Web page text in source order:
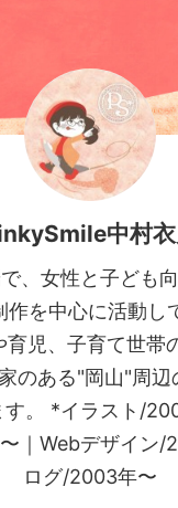
中村
、女性と子ども
作を中心に活動し
育児、子育て世帯
のある"岡山"周辺
す。 *イラスト/
｜Webデザイン/
ログ/2003年〜